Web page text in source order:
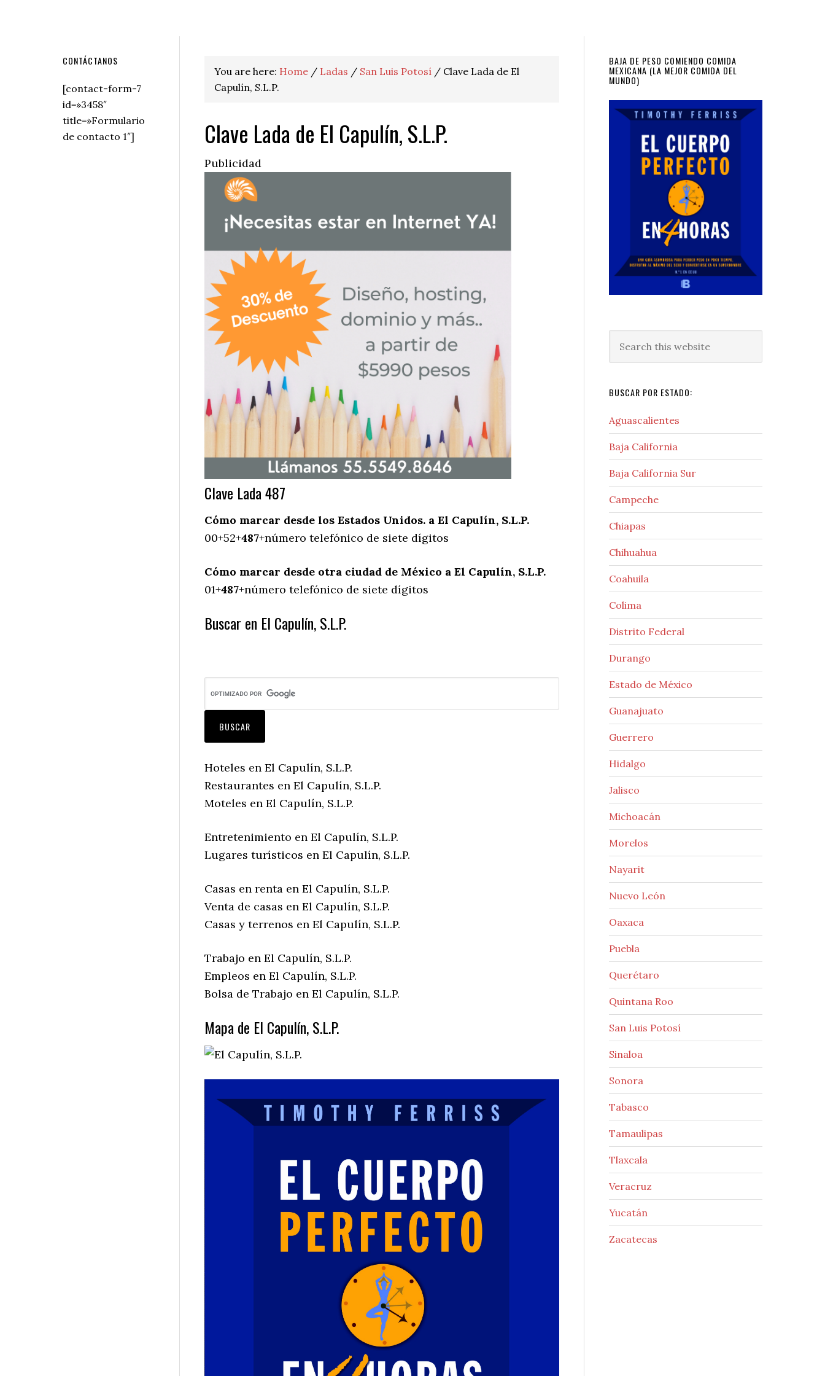
You are here: Home / Ladas / San Luis Potosí / Clave Lada de El
Capulín, S.L.P.
Clave Lada de El Capulín, S.L.P.
Publicidad
Clave Lada 487
Cómo marcar desde los Estados Unidos. a El Capulín, S.L.P.
00+52+487+número telefónico de siete dígitos
Cómo marcar desde otra ciudad de México a El Capulín, S.L.P.
01+487+número telefónico de siete dígitos
Buscar en El Capulín, S.L.P.
Hoteles en El Capulín, S.L.P.
Restaurantes en El Capulín, S.L.P.
Moteles en El Capulín, S.L.P.
Entretenimiento en El Capulín, S.L.P.
Lugares turísticos en El Capulín, S.L.P.
Casas en renta en El Capulín, S.L.P.
Venta de casas en El Capulín, S.L.P.
Casas y terrenos en El Capulín, S.L.P.
Trabajo en El Capulín, S.L.P.
Empleos en El Capulín, S.L.P.
Bolsa de Trabajo en El Capulín, S.L.P.
Mapa de El Capulín, S.L.P.
Primary
Sidebar
BAJA DE PESO COMIENDO COMIDA
MEXICANA (LA MEJOR COMIDA DEL
MUNDO)
this
BUSCAR POR ESTADO:
Aguascalientes
Baja California
Baja California Sur
Campeche
Chiapas
Chihuahua
Coahuila
Colima
Distrito Federal
Durango
Estado de México
Guanajuato
Guerrero
Hidalgo
Jalisco
Michoacán
Morelos
Nayarit
Nuevo León
Oaxaca
Puebla
Querétaro
Quintana Roo
San Luis Potosí
Sinaloa
Sonora
Tabasco
Tamaulipas
Tlaxcala
Veracruz
Yucatán
Zacatecas
Secondary
Sidebar
CONTÁCTANOS
[contact-form-7
id=»3458″
title=»Formulario
de contacto 1″]